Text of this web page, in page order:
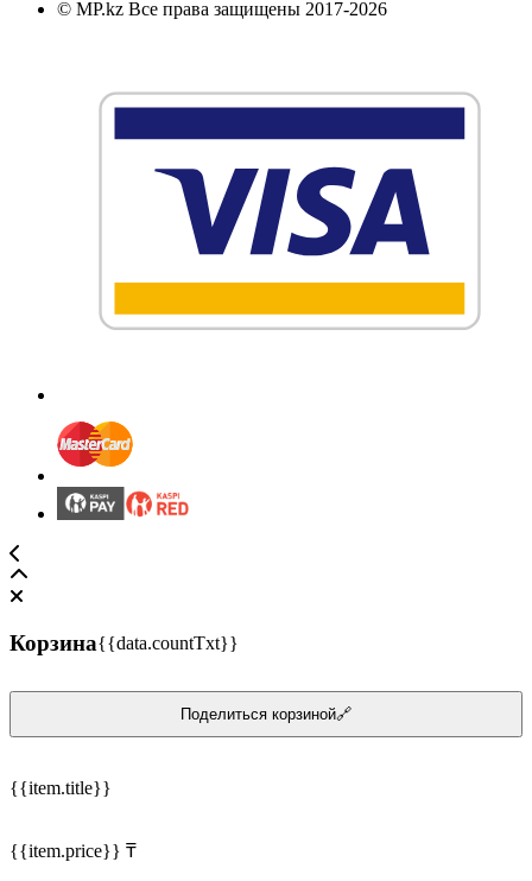
© MP.kz Все права защищены 2017-2026
Корзина{{data.countTxt}}
Поделиться корзиной🔗
{{item.title}}
{{item.price}} ₸